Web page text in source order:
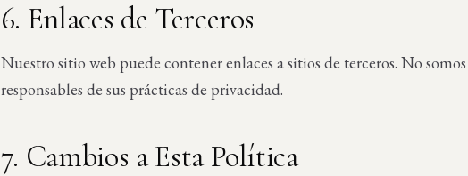
6. Enlaces de Terceros
Nuestro sitio web puede contener enlaces a sitios de terceros. No somos
responsables de sus prácticas de privacidad.
7. Cambios a Esta Política